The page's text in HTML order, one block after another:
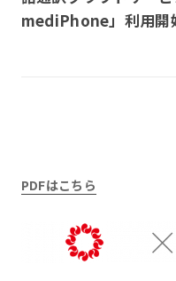
mediPhone」利用開
PDFはこちら